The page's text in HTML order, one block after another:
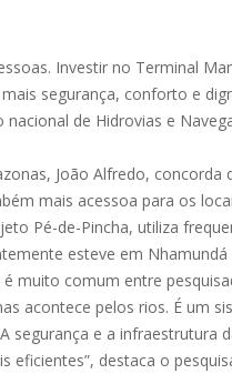
Investir no Terminal
segurança, conforto e
de Hidrovias e
João Alfredo, concorda
mais acessoa para os
Pé-de-Pincha, utiliza
esteve em
muito comum entre
acontece pelos rios. É um
segurança e a infraestrutura
eficientes”, destaca o